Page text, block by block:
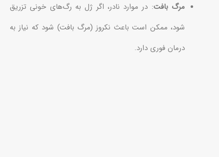
مرگ بافت: در موارد نادر، اگر ژل به رگ‌های خونی تزریق
شود، ممکن است باعث نکروز (مرگ بافت) شود که نیاز به
درمان فوری دارد.